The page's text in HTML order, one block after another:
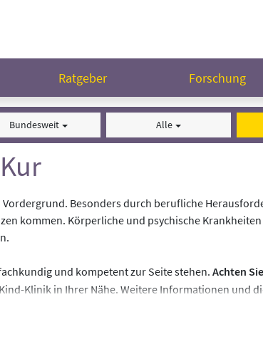
Ratgeber Forschung
Bundesweit Alle
Besonders durch berufliche
kommen. Körperliche und psychische
und kompetent zur Seite stehen. Achten
Klinik in Ihrer Nähe. Weitere Informationen und